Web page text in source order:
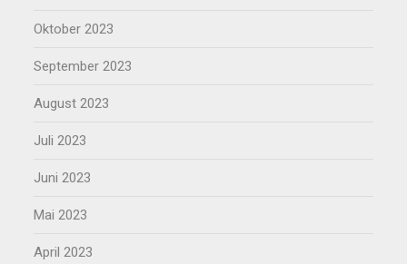
Oktober 2023
September 2023
August 2023
Juli 2023
Juni 2023
Mai 2023
April 2023